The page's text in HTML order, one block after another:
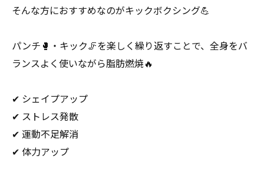
そんな方におすすめなのがキックボクシング💪
パンチ🥊・キック🦵を楽しく繰り返すことで、全身をバ
ランスよく使いながら脂肪燃焼🔥
✔ シェイプアップ
✔ ストレス発散
✔ 運動不足解消
✔ 体力アップ